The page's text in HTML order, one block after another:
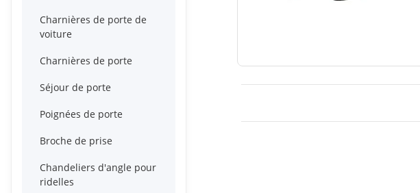
Charnières de porte de
voiture
Charnières de porte
Séjour de porte
Poignées de porte
Broche de prise
Chandeliers d'angle pour
ridelles